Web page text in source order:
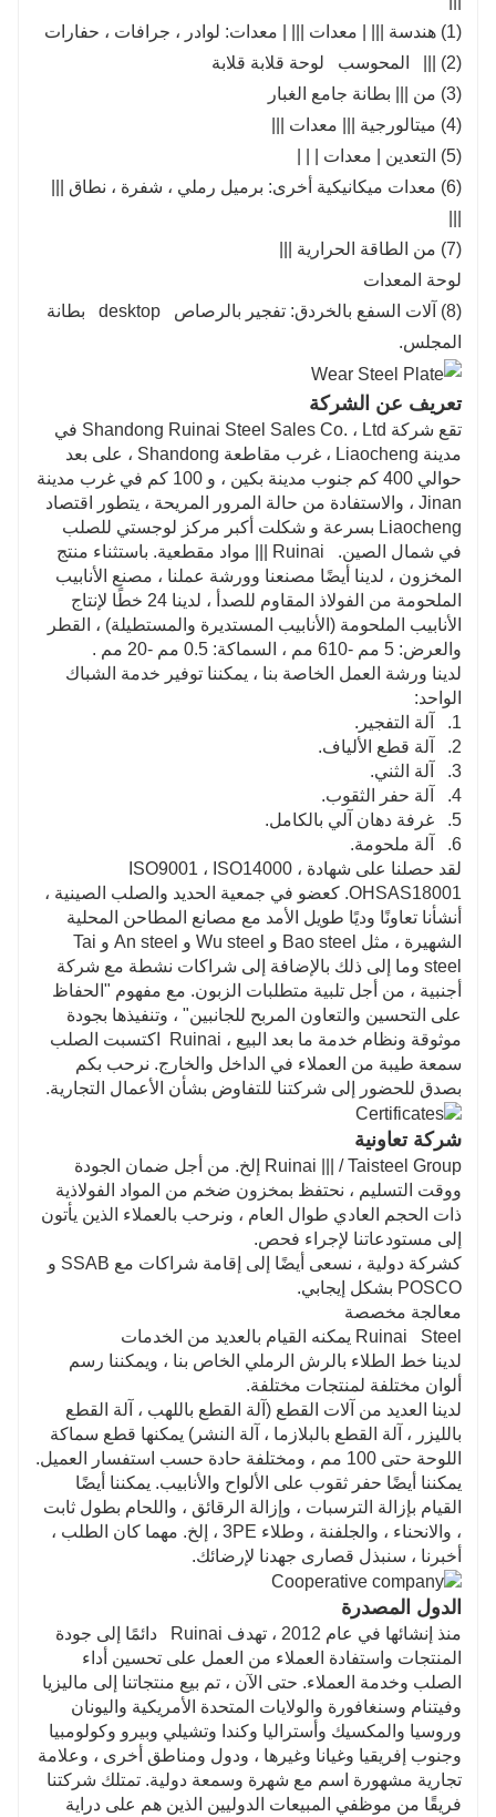
(1) هندسة ||| | معدات ||| | معدات: لوادر ، جرافات ، حفارات
(2) ||| المحوسب لوحة قلابة قلابة
(3) من ||| بطانة جامع الغبار
(4) ميتالورجية ||| معدات |||
(5) التعدين | معدات | | |
(6) معدات ميكانيكية أخرى: برميل رملي ، شفرة ، نطاق |||
(7) من الطاقة الحرارية |||
لوحة المعدات
(8) آلات السفع بالخردق: تفجير بالرصاص desktop بطانة
المجلس.
تعريف عن الشركة
تقع شركة Shandong Ruinai Steel Sales Co. ، Ltd في
مدينة Liaocheng ، غرب مقاطعة Shandong ، على بعد
حوالي 400 كم جنوب مدينة بكين ، و 100 كم في غرب مدينة
Jinan ، والاستفادة من حالة المرور المريحة ، يتطور اقتصاد
Liaocheng بسرعة و شكلت أكبر مركز لوجستي للصلب
في شمال الصين. Ruinai ||| مواد مقطعية. باستثناء منتج
المخزون ، لدينا أيضًا مصنعنا وورشة عملنا ، مصنع الأنابيب
الملحومة من الفولاذ المقاوم للصدأ ، لدينا 24 خطًا لإنتاج
الأنابيب الملحومة (الأنابيب المستديرة والمستطيلة) ، القطر
والعرض: 5 مم -610 مم ، السماكة: 0.5 مم -20 مم .
لدينا ورشة العمل الخاصة بنا ، يمكننا توفير خدمة الشباك
الواحد:
1. آلة التفجير.
2. آلة قطع الألياف.
3. آلة الثني.
4. آلة حفر الثقوب.
5. غرفة دهان آلي بالكامل.
6. آلة ملحومة.
لقد حصلنا على شهادة ISO9001 ، ISO14000 ،
OHSAS18001. كعضو في جمعية الحديد والصلب الصينية ،
أنشأنا تعاونًا وديًا طويل الأمد مع مصانع المطاحن المحلية
الشهيرة ، مثل Bao steel و Wu steel و An steel و Tai
steel وما إلى ذلك بالإضافة إلى شراكات نشطة مع شركة
أجنبية ، من أجل تلبية متطلبات الزبون. مع مفهوم "الحفاظ
على التحسين والتعاون المربح للجانبين" ، وتنفيذها بجودة
موثوقة ونظام خدمة ما بعد البيع ، Ruinai اكتسبت الصلب
سمعة طيبة من العملاء في الداخل والخارج. نرحب بكم
بصدق للحضور إلى شركتنا للتفاوض بشأن الأعمال التجارية.
شركة تعاونية
Ruinai ||| / Taisteel Group إلخ. من أجل ضمان الجودة
ووقت التسليم ، نحتفظ بمخزون ضخم من المواد الفولاذية
ذات الحجم العادي طوال العام ، ونرحب بالعملاء الذين يأتون
إلى مستودعاتنا لإجراء فحص.
كشركة دولية ، نسعى أيضًا إلى إقامة شراكات مع SSAB و
POSCO بشكل إيجابي.
معالجة مخصصة
Ruinai Steel يمكنه القيام بالعديد من الخدمات
لدينا خط الطلاء بالرش الرملي الخاص بنا ، ويمكننا رسم
ألوان مختلفة لمنتجات مختلفة.
لدينا العديد من آلات القطع (آلة القطع باللهب ، آلة القطع
بالليزر ، آلة القطع بالبلازما ، آلة النشر) يمكنها قطع سماكة
اللوحة حتى 100 مم ، ومختلفة حادة حسب استفسار العميل.
يمكننا أيضًا حفر ثقوب على الألواح والأنابيب. يمكننا أيضًا
القيام بإزالة الترسبات ، وإزالة الرقائق ، واللحام بطول ثابت
، والانحناء ، والجلفنة ، وطلاء 3PE ، إلخ. مهما كان الطلب ،
أخبرنا ، سنبذل قصارى جهدنا لإرضائك.
الدول المصدرة
منذ إنشائها في عام 2012 ، تهدف Ruinai دائمًا إلى جودة
المنتجات واستفادة العملاء من العمل على تحسين أداء
الصلب وخدمة العملاء. حتى الآن ، تم بيع منتجاتنا إلى ماليزيا
وفيتنام وسنغافورة والولايات المتحدة الأمريكية واليونان
وروسيا والمكسيك وأستراليا وكندا وتشيلي وبيرو وكولومبيا
وجنوب إفريقيا وغيانا وغيرها ، ودول ومناطق أخرى ، وعلامة
تجارية مشهورة اسم مع شهرة وسمعة دولية. تمتلك شركتنا
فريقًا من موظفي المبيعات الدوليين الذين هم على دراية